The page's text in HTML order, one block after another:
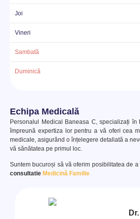
Joi
Vineri
Sambată
Duminică
Echipa Medicală
Personalul Medical Baneasa C, specializați în
împreună expertiza lor pentru a vă oferi cea
medicale, asigurănd o înțelegere detaliată a
vă sănătatea pe primul loc.
Suntem bucuroși să vă oferim posibilitatea de
consultatie Medicină Familie